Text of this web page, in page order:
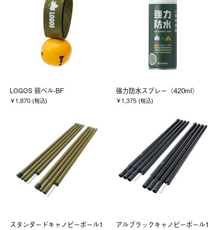
LOGOS 熊ベル-BF
￥1,870 (税込)
強力防水スプレー（420ml）
￥1,375 (税込)
スタンダードキャノピーポール1
アルブラックキャノピーポール1